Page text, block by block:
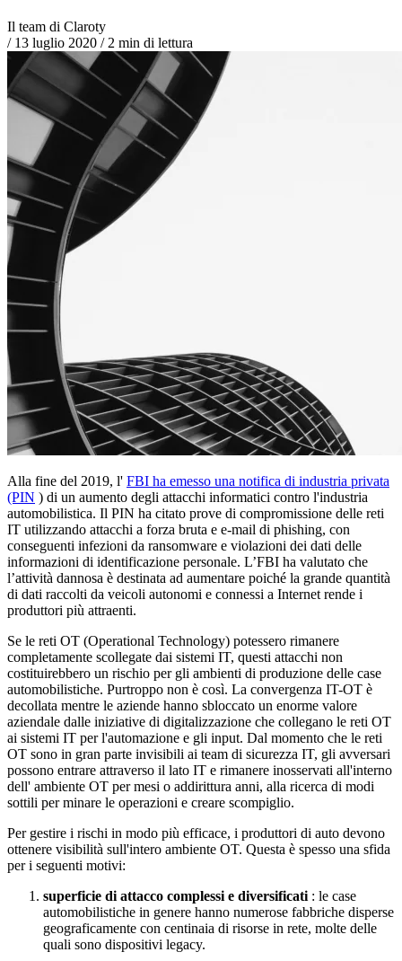
Il team di Claroty
/ 13 luglio 2020 /2 min di lettura
Alla fine del 2019, l' FBI ha emesso una notifica di industria privata
(PIN ) di un aumento degli attacchi informatici contro l'industria
automobilistica. Il PIN ha citato prove di compromissione delle reti
IT utilizzando attacchi a forza bruta e e-mail di phishing, con
conseguenti infezioni da ransomware e violazioni dei dati delle
informazioni di identificazione personale. L’FBI ha valutato che
l’attività dannosa è destinata ad aumentare poiché la grande quantità
di dati raccolti da veicoli autonomi e connessi a Internet rende i
produttori più attraenti.
Se le reti OT (Operational Technology) potessero rimanere
completamente scollegate dai sistemi IT, questi attacchi non
costituirebbero un rischio per gli ambienti di produzione delle case
automobilistiche. Purtroppo non è così. La convergenza IT-OT è
decollata mentre le aziende hanno sbloccato un enorme valore
aziendale dalle iniziative di digitalizzazione che collegano le reti OT
ai sistemi IT per l'automazione e gli input. Dal momento che le reti
OT sono in gran parte invisibili ai team di sicurezza IT, gli avversari
possono entrare attraverso il lato IT e rimanere inosservati all'interno
dell' ambiente OT per mesi o addirittura anni, alla ricerca di modi
sottili per minare le operazioni e creare scompiglio.
Per gestire i rischi in modo più efficace, i produttori di auto devono
ottenere visibilità sull'intero ambiente OT. Questa è spesso una sfida
per i seguenti motivi:
superficie di attacco complessi e diversificati : le case
automobilistiche in genere hanno numerose fabbriche disperse
geograficamente con centinaia di risorse in rete, molte delle
quali sono dispositivi legacy.